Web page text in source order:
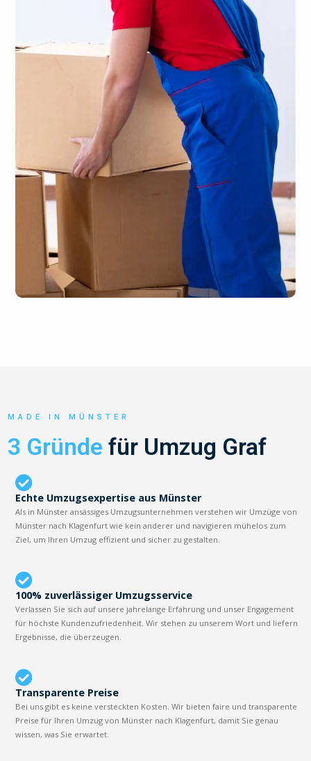
MADE IN MÜNSTER
3 Gründe für Umzug Graf
Echte Umzugsexpertise aus Münster
Als in Münster ansässiges Umzugsunternehmen verstehen wir Umzüge von
Münster nach Klagenfurt wie kein anderer und navigieren mühelos zum
Ziel, um Ihren Umzug effizient und sicher zu gestalten.
100% zuverlässiger Umzugsservice
Verlassen Sie sich auf unsere jahrelange Erfahrung und unser Engagement
für höchste Kundenzufriedenheit. Wir stehen zu unserem Wort und liefern
Ergebnisse, die überzeugen.
Transparente Preise
Bei uns gibt es keine versteckten Kosten. Wir bieten faire und transparente
Preise für Ihren Umzug von Münster nach Klagenfurt, damit Sie genau
wissen, was Sie erwartet.